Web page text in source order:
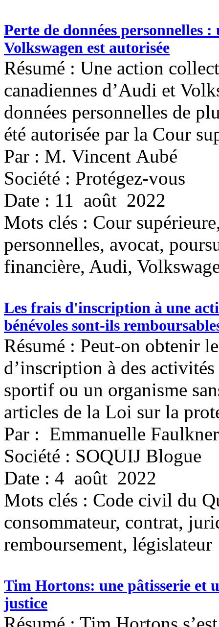
Perte de données personnelles
Volkswagen est autorisée
Résumé : Une action
canadiennes d’Audi et
données personnelles de
été autorisée par la Cour
Par : M. Vincent Aubé
Société : Protégez-vous
Date : 11 août 2022
Mots clés : Cour
personnelles, avocat,
financière, Audi,
Les frais d'inscription à une
bénévoles sont-ils
Résumé : Peut-on obtenir
d’inscription à des
sportif ou un organisme
articles de la Loi sur la
Par : Emmanuelle Faulkner
Société : SOQUIJ Blogue
Date : 4 août 2022
Mots clés : Code civil du
consommateur, contrat,
remboursement, législateur
Tim Hortons: une pâtisserie et
justice